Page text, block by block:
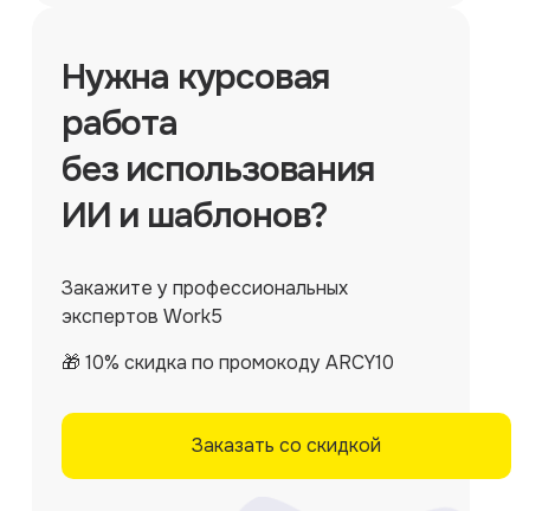
Нужна курсовая
работа
без использования
ИИ и шаблонов?
Закажите у профессиональных
экспертов Work5
🎁 10% скидка по промокоду ARCY10
Заказать со скидкой